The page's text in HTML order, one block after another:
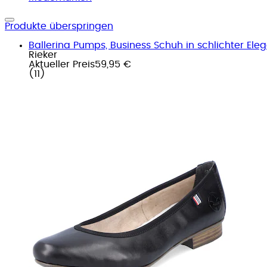
Produkte überspringen
Ballerina Pumps, Business Schuh in schlichter
Rieker
Aktueller Preis59,95 €
( 11 )